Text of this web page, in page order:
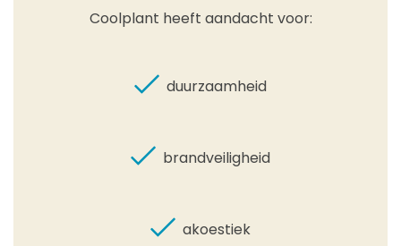
Coolplant heeft aandacht voor:
duurzaamheid
brandveiligheid
akoestiek